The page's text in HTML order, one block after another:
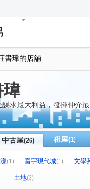
書瑋的店舖
瑋
謀求最大利益，發揮仲介
中古屋(26) 租屋(1)
(1) 富宇現代城(1) 文學
品
(1)
土地(3)